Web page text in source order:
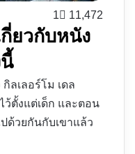
1 11,472
ยวกับหนัง
ลเลอร์โม เดล
ตั้งแต่เด็ก และตอน
ด้วยกันกับเขาแล้ว